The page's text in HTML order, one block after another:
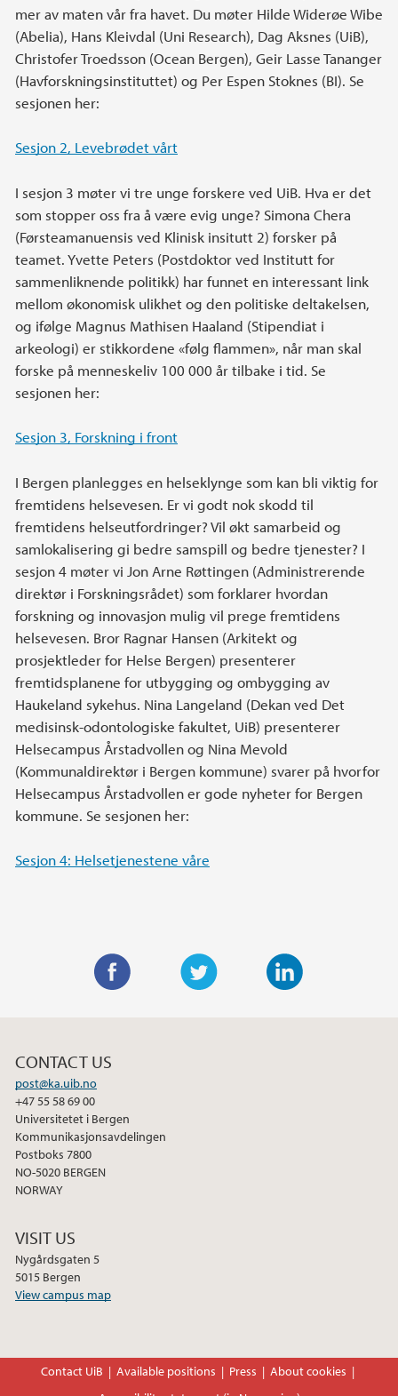
mer av maten vår fra havet. Du møter Hilde Widerøe Wibe
(Abelia), Hans Kleivdal (Uni Research), Dag Aksnes (UiB),
Christofer Troedsson (Ocean Bergen), Geir Lasse Tananger
(Havforskningsinstituttet) og Per Espen Stoknes (BI). Se
sesjonen her:
Sesjon 2, Levebrødet vårt
I sesjon 3 møter vi tre unge forskere ved UiB. Hva er det
som stopper oss fra å være evig unge? Simona Chera
(Førsteamanuensis ved Klinisk insitutt 2) forsker på
teamet. Yvette Peters (Postdoktor ved Institutt for
sammenliknende politikk) har funnet en interessant link
mellom økonomisk ulikhet og den politiske deltakelsen,
og ifølge Magnus Mathisen Haaland (Stipendiat i
arkeologi) er stikkordene «følg flammen», når man skal
forske på menneskeliv 100 000 år tilbake i tid. Se
sesjonen her:
Sesjon 3, Forskning i front
I Bergen planlegges en helseklynge som kan bli viktig for
fremtidens helsevesen. Er vi godt nok skodd til
fremtidens helseutfordringer? Vil økt samarbeid og
samlokalisering gi bedre samspill og bedre tjenester? I
sesjon 4 møter vi Jon Arne Røttingen (Administrerende
direktør i Forskningsrådet) som forklarer hvordan
forskning og innovasjon mulig vil prege fremtidens
helsevesen. Bror Ragnar Hansen (Arkitekt og
prosjektleder for Helse Bergen) presenterer
fremtidsplanene for utbygging og ombygging av
Haukeland sykehus. Nina Langeland (Dekan ved Det
medisinsk-odontologiske fakultet, UiB) presenterer
Helsecampus Årstadvollen og Nina Mevold
(Kommunaldirektør i Bergen kommune) svarer på hvorfor
Helsecampus Årstadvollen er gode nyheter for Bergen
kommune. Se sesjonen her:
Sesjon 4: Helsetjenestene våre
e
b
o
o
CONTACT US
post@ka.uib.no
+47 55 58 69 00
Universitetet i Bergen
Kommunikasjonsavdelingen
Postboks 7800
NO-5020 BERGEN
NORWAY
VISIT US
Nygårdsgaten 5
5015 Bergen
View campus map
Contact UiB Available positions Press
About cookies